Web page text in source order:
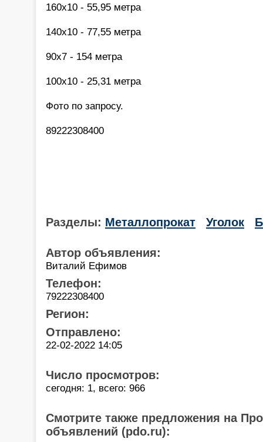
160х10 - 55,95 метра
140х10 - 77,55 метра
90х7 - 154 метра
100х10 - 25,31 метра
Фото по запросу.
89222308400
Разделы: Металлопрокат Уголок
Автор объявления:
Виталий Ефимов
Телефон:
79222308400
Регион:
Отправлено:
22-02-2022 14:05
Число просмотров:
сегодня: 1, всего: 966
Смотрите также предложения на
объявлений (pdo.ru):